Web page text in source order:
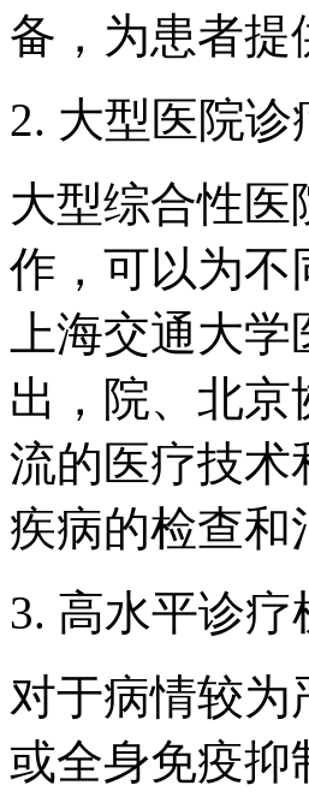
备，为患者提
2. 大型医院诊
大型综合性医
作，可以为不
上海交通大
出，院、北京
流的医疗技术
疾病的检查和
3. 高水平诊疗
对于病情较为
或全身免疫抑